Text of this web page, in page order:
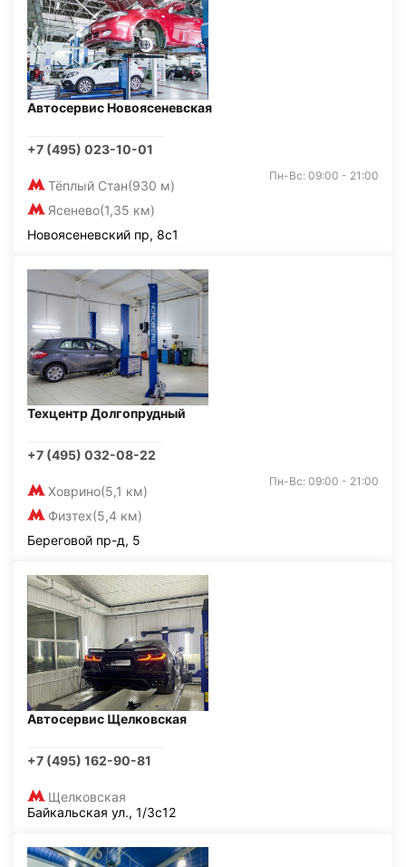
Автосервис Новоясеневская
+7 (495) 023-10-01
Тёплый Стан(930 м)
Ясенево(1,35 км)
Пн-Вс: 09:00 - 21:00
Новоясеневский пр, 8с1
Техцентр Долгопрудный
+7 (495) 032-08-22
Ховрино(5,1 км)
Физтех(5,4 км)
Пн-Вс: 09:00 - 21:00
Береговой пр-д, 5
Автосервис Щелковская
+7 (495) 162-90-81
Щелковская
Байкальская ул., 1/3с12